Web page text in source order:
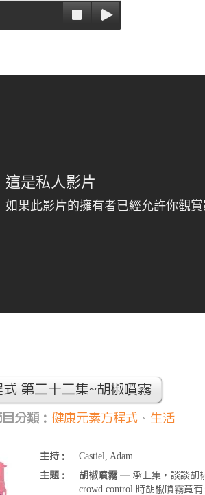
第二十二集~胡椒噴霧
分類： 健康元素方程式 、 生活
主持：
Castiel, Adam
主題：
胡椒噴霧— 承上集，談談胡
crowd control 時胡椒噴霧竟